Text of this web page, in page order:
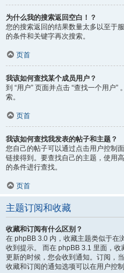
为什么我的搜索返回空白！？
您的搜索返回的结果数量太多以至于
的条件和关键字再次搜索。
页首
我该如何查找某个成员用户？
到 “用户” 页面并点击 “查找一个用户
索。
页首
我该如何查找我发表的帖子和主题？
您自己的帖子可以通过点击用户控制
链接得到。要查找自己的主题，使用
的条件进行查找。
页首
主题订阅和收藏
收藏和订阅有什么区别？
在 phpBB 3.0 内，收藏主题类似于在
收到提示。 而在 phpBB 3.1 里面，
更新的时候，您会收到通知。订阅，
收藏和订阅的通知选项可以在用户控制